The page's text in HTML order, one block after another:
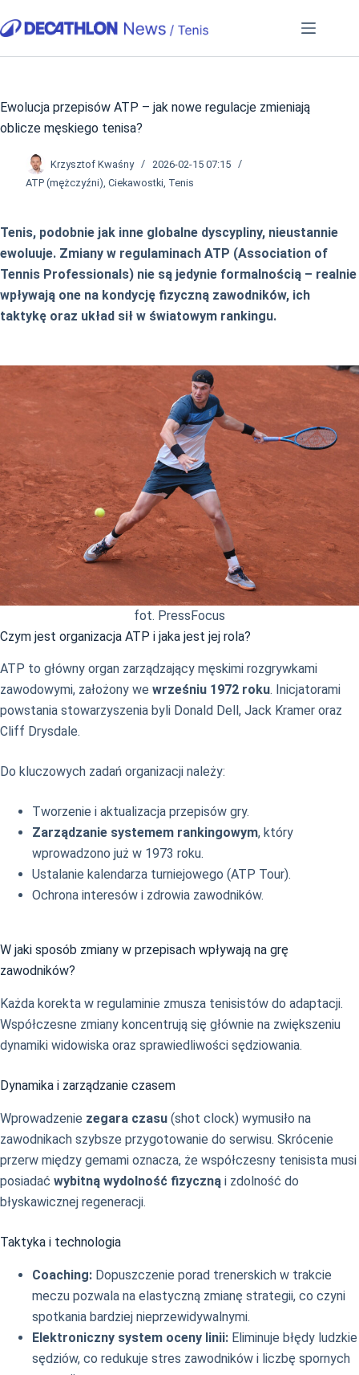
do
Ewolucja przepisów ATP – jak nowe regulacje zmieniają
oblicze męskiego tenisa?
Krzysztof Kwaśny
2026-02-15 07:15
ATP (mężczyźni), Ciekawostki, Tenis
Tenis, podobnie jak inne globalne dyscypliny, nieustannie
ewoluuje. Zmiany w regulaminach ATP (Association of
Tennis Professionals) nie są jedynie formalnością – realnie
wpływają one na kondycję fizyczną zawodników, ich
taktykę oraz układ sił w światowym rankingu.
fot. PressFocus
Czym jest organizacja ATP i jaka jest jej rola?
ATP to główny organ zarządzający męskimi rozgrywkami
zawodowymi, założony we wrześniu 1972 roku. Inicjatorami
powstania stowarzyszenia byli Donald Dell, Jack Kramer oraz
Cliff Drysdale.
Do kluczowych zadań organizacji należy:
Tworzenie i aktualizacja przepisów gry.
Zarządzanie systemem rankingowym, który
wprowadzono już w 1973 roku.
Ustalanie kalendarza turniejowego (ATP Tour).
Ochrona interesów i zdrowia zawodników.
W jaki sposób zmiany w przepisach wpływają na grę
zawodników?
Każda korekta w regulaminie zmusza tenisistów do adaptacji.
Współczesne zmiany koncentrują się głównie na zwiększeniu
dynamiki widowiska oraz sprawiedliwości sędziowania.
Dynamika i zarządzanie czasem
Wprowadzenie zegara czasu (shot clock) wymusiło na
zawodnikach szybsze przygotowanie do serwisu. Skrócenie
przerw między gemami oznacza, że współczesny tenisista musi
posiadać wybitną wydolność fizyczną i zdolność do
błyskawicznej regeneracji.
Taktyka i technologia
Coaching: Dopuszczenie porad trenerskich w trakcie
meczu pozwala na elastyczną zmianę strategii, co czyni
spotkania bardziej nieprzewidywalnymi.
Elektroniczny system oceny linii: Eliminuje błędy ludzkie
sędziów, co redukuje stres zawodników i liczbę spornych